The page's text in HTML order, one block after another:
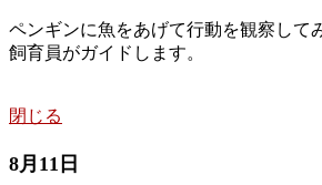
ペンギンに魚をあげて行動を観察して
飼育員がガイドします。
閉じる
8月11日